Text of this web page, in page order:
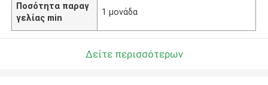
Ποσότητα παραγ
γελίας min
1 μονάδα
Δείτε περισσότερων